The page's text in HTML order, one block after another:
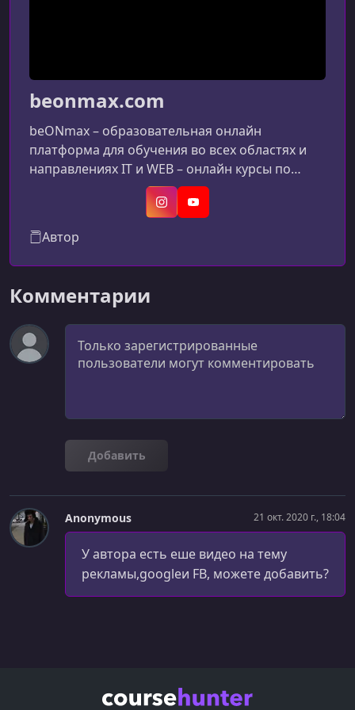
beonmax.com
beONmax – образовательная онлайн
платформа для обучения во всех областях и
направлениях IT и WEB – онлайн курсы по
созданию сайтов, верстке и
программированию, дизайну и веб-дизайну,
от лучших авторов-экспертов IT/Web. Проект
beONmax создан в 2018 году и активно
профессионалы своего дела, следуя нашей
миссии мы стремимся сделать проект лучше,
чтобы обучение было для вас увл
InstagramYouTube
Автор
Комментарии
Комментарий
Добавить
Anonymous 21 окт. 2020 г., 18:04
У автора есть еше видео на тему
рекламы,googleи FB, можете добавить?